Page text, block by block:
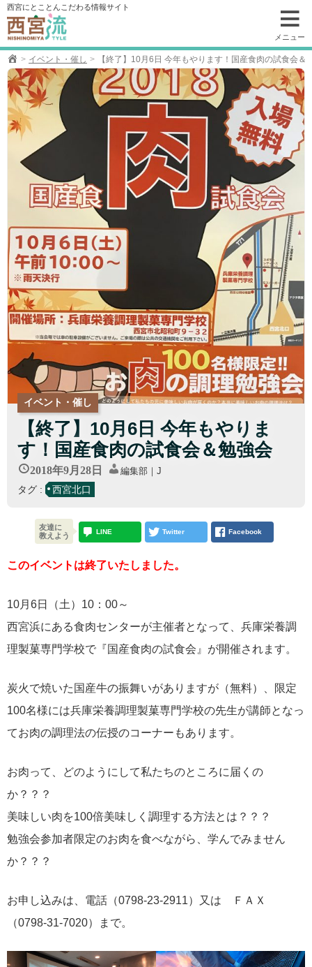
コ
ン
テ
ン
ツ
へ
移
動
西宮にとことんこだわる情報サイト
メニュー
イベント・催し 【終了】10月6日 今年もやります！国産食肉の試食会＆
イベント・催し
【終了】10月6日 今年もやりま
す！国産食肉の試食会＆勉強会
2018年9月28日 編集部｜J
タグ : 西宮北口
このイベントは終了いたしました。
10月6日（土）10：00～
西宮浜にある食肉センターが主催者となって、兵庫栄養調
理製菓専門学校で『国産食肉の試食会』が開催されます。
炭火で焼いた国産牛の振舞いがありますが（無料）、限定
100名様には兵庫栄養調理製菓専門学校の先生が講師となっ
てお肉の調理法の伝授のコーナーもあります。
お肉って、どのようにして私たちのところに届くの
か？？？
美味しい肉を100倍美味しく調理する方法とは？？？
勉強会参加者限定のお肉を食べながら、学んでみません
か？？？
お申し込みは、電話（0798-23-2911）又は ＦＡＸ
（0798-31-7020）まで。
友達に
教えよう
LINE Twitter Facebook